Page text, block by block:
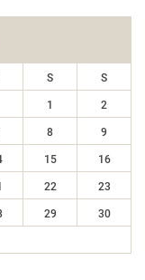
S S
1 2
8 9
15 16
22 23
29 30